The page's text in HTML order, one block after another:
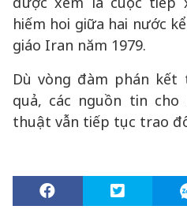
hiếm hoi giữa hai nước
giáo Iran năm 1979.
Dù vòng đàm phán
quả, các nguồn tin
thuật vẫn tiếp tục trao